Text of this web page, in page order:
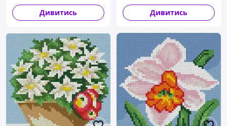
Дивитись Дивитись